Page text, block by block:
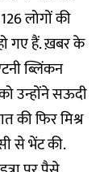
लोगों की
गए हैं. ख़बर के
ब्लिंकन
उन्होंने सऊदी
की फिर मिश्र
से भेंट की.